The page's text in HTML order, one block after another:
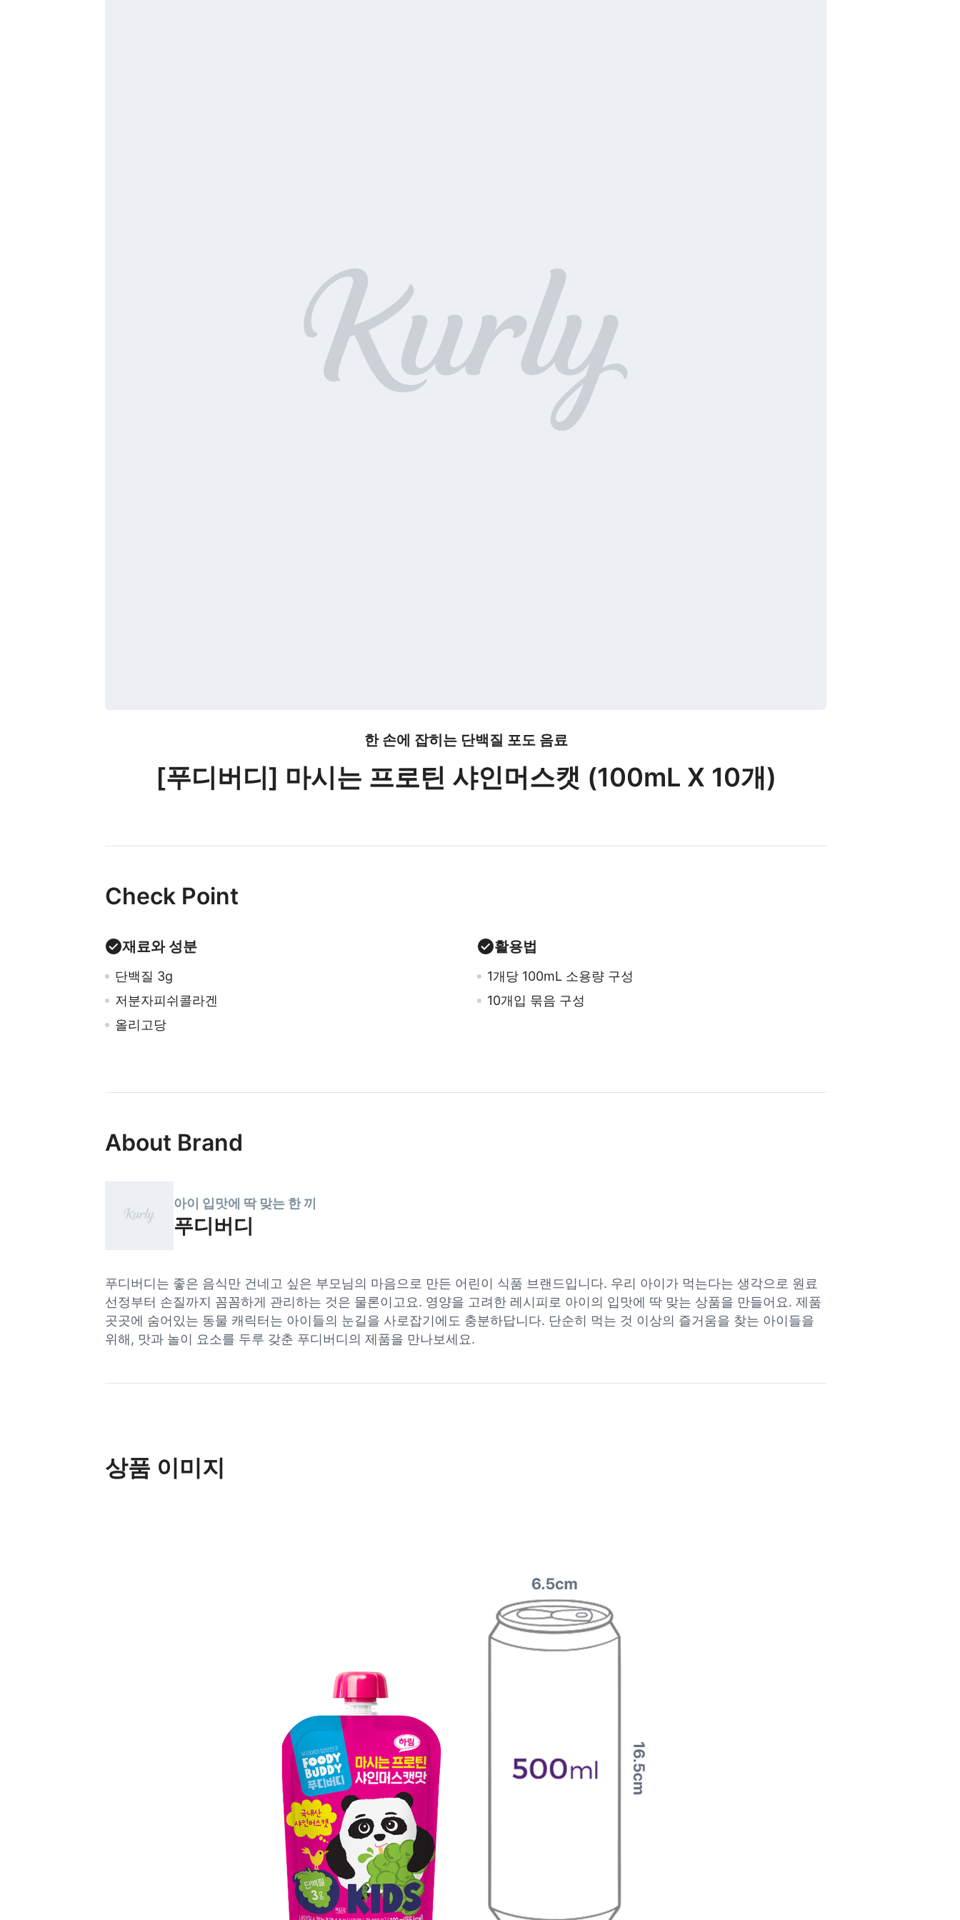
한 손에 잡히는 단백질 포도 음료
[푸디버디] 마시는 프로틴 샤인머스캣 (100mL X 10개)
Check Point
재료와 성분
단백질 3g
저분자피쉬콜라겐
올리고당
활용법
1개당 100mL 소용량 구성
10개입 묶음 구성
About Brand
아이 입맛에 딱 맞는 한 끼
푸디버디
푸디버디는 좋은 음식만 건네고 싶은 부모님의 마음으로 만든 어린이 식품 브랜드입니다. 우리 아이가 먹는다는 생각으로 원료
선정부터 손질까지 꼼꼼하게 관리하는 것은 물론이고요. 영양을 고려한 레시피로 아이의 입맛에 딱 맞는 상품을 만들어요. 제품
곳곳에 숨어있는 동물 캐릭터는 아이들의 눈길을 사로잡기에도 충분하답니다. 단순히 먹는 것 이상의 즐거움을 찾는 아이들을
위해, 맛과 놀이 요소를 두루 갖춘 푸디버디의 제품을 만나보세요.
상품 이미지